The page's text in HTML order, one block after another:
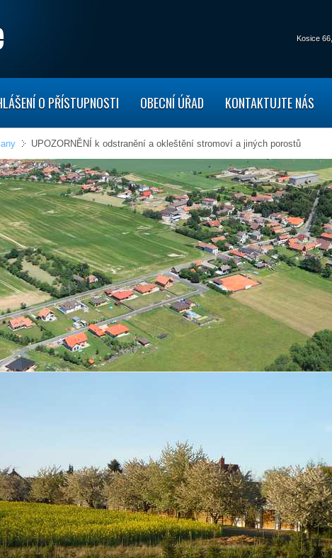
Kosice 66,
O PŘÍSTUPNOSTI OBECNÍ ÚŘAD KONTAKTUJTE NÁS
UPOZORNĚNÍ k odstranění a okleštění stromoví a jiných porostů